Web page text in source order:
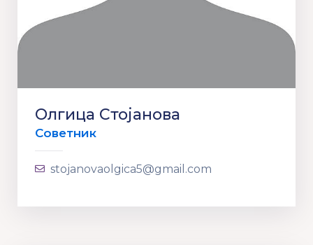
Олгица Стојанова
Советник
stojanovaolgica5@gmail.com